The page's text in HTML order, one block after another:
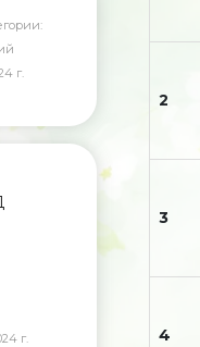
г.
г.
2
3
4